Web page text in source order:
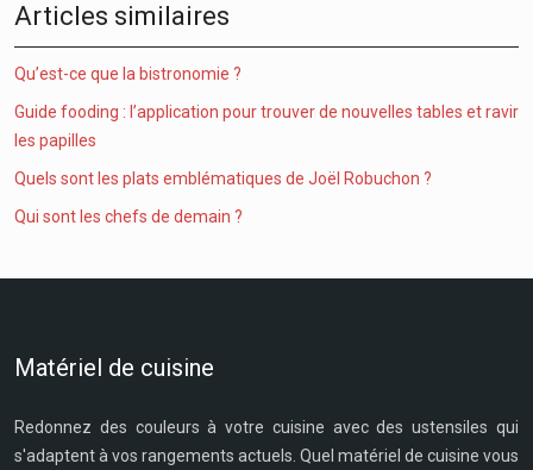
Articles similaires
Qu’est-ce que la bistronomie ?
Guide fooding : l’application pour trouver de nouvelles tables et ravir
les papilles
Quels sont les plats emblématiques de Joël Robuchon ?
Qui sont les chefs de demain ?
Matériel de cuisine
Redonnez des couleurs à votre cuisine avec des ustensiles qui
s'adaptent à vos rangements actuels. Quel matériel de cuisine vous